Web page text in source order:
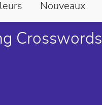
Nouveaux
Crosswords